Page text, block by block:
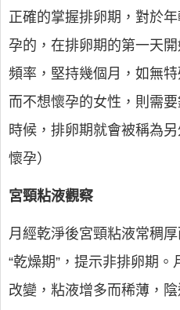
正確的掌握排卵期，對於
孕的，在排卵期的第一天
頻率，堅持幾個月，如無
而不想懷孕的女性，則需
時候，排卵期就會被稱為
懷孕）
宮頸粘液觀察
月經乾淨後宮頸粘液常稠
“乾燥期”，提示非排卵期
改變，粘液增多而稀薄，